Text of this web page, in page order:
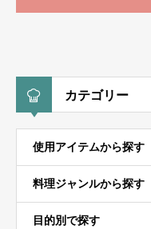
カテゴリー
使用アイテムから探す
料理ジャンルから探す
目的別で探す